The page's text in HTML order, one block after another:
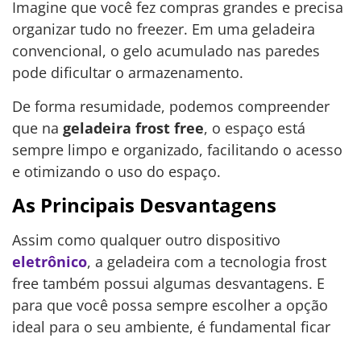
Imagine que você fez compras grandes e precisa
organizar tudo no freezer. Em uma geladeira
convencional, o gelo acumulado nas paredes
pode dificultar o armazenamento.
De forma resumidade, podemos compreender
que na geladeira frost free, o espaço está
sempre limpo e organizado, facilitando o acesso
e otimizando o uso do espaço.
As Principais Desvantagens
Assim como qualquer outro dispositivo
eletrônico, a geladeira com a tecnologia frost
free também possui algumas desvantagens. E
para que você possa sempre escolher a opção
ideal para o seu ambiente, é fundamental ficar